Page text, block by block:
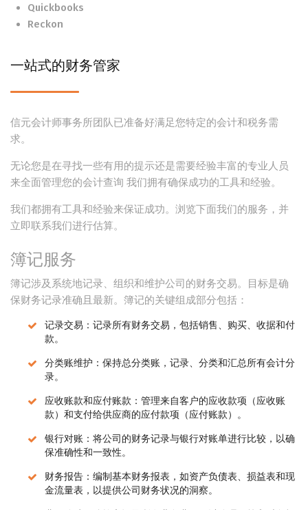
Quickbooks
Reckon
一站式的财务管家
信元会计师事务所团队已准备好满足您特定的会计和税务需
求。
无论您是在寻找一些有用的提示还是需要经验丰富的专业人员
来全面管理您的会计查询 我们拥有确保成功的工具和经验。
我们都拥有工具和经验来保证成功。浏览下面我们的服务，并
立即联系我们进行估算。
簿记服务
簿记涉及系统地记录、组织和维护公司的财务交易。目标是确
保财务记录准确且最新。簿记的关键组成部分包括：
记录交易：记录所有财务交易，包括销售、购买、收据和付
款。
分类账维护：保持总分类账，记录、分类和汇总所有会计分
录。
应收账款和应付账款：管理来自客户的应收款项（应收账
款）和支付给供应商的应付款项（应付账款）。
银行对账：将公司的财务记录与银行对账单进行比较，以确
保准确性和一致性。
财务报告：编制基本财务报表，如资产负债表、损益表和现
金流量表，以提供公司财务状况的洞察。